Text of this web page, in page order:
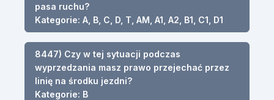
pasa ruchu?
Kategorie: A, B, C, D, T, AM, A1, A2, B1, C1, D1
8447) Czy w tej sytuacji podczas
wyprzedzania masz prawo przejechać przez
linię na środku jezdni?
Kategorie: B